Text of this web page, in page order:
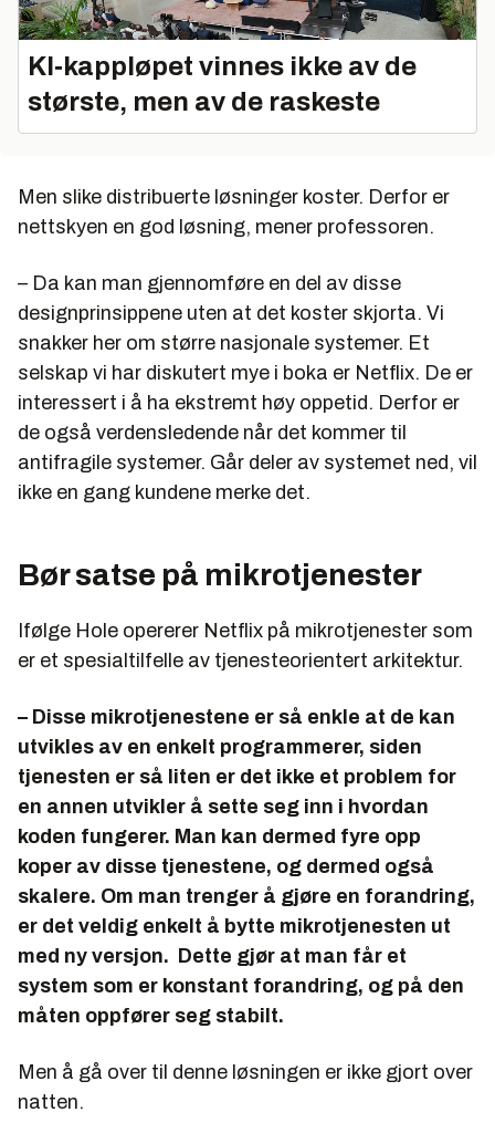
KI‑kappløpet vinnes ikke av de
største, men av de raskeste
Men slike distribuerte løsninger koster. Derfor er
nettskyen en god løsning, mener professoren.
– Da kan man gjennomføre en del av disse
designprinsippene uten at det koster skjorta. Vi
snakker her om større nasjonale systemer. Et
selskap vi har diskutert mye i boka er Netflix. De er
interessert i å ha ekstremt høy oppetid. Derfor er
de også verdensledende når det kommer til
antifragile systemer. Går deler av systemet ned, vil
ikke en gang kundene merke det.
Bør satse på mikrotjenester
Ifølge Hole opererer Netflix på mikrotjenester som
er et spesialtilfelle av tjenesteorientert arkitektur.
– Disse mikrotjenestene er så enkle at de kan
utvikles av en enkelt programmerer, siden
tjenesten er så liten er det ikke et problem for
en annen utvikler å sette seg inn i hvordan
koden fungerer. Man kan dermed fyre opp
koper av disse tjenestene, og dermed også
skalere. Om man trenger å gjøre en forandring,
er det veldig enkelt å bytte mikrotjenesten ut
med ny versjon. Dette gjør at man får et
system som er konstant forandring, og på den
måten oppfører seg stabilt.
Men å gå over til denne løsningen er ikke gjort over
natten.